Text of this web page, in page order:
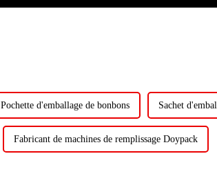
Pochette d'emballage de bonbons Sachet
Fabricant de machines de remplissage Doypack